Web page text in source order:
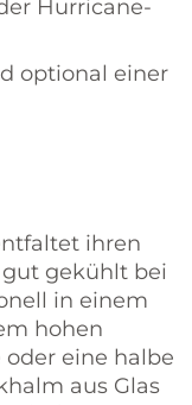
Hurricane-
optional einer
ihren
gekühlt bei
in einem
hohen
oder eine halbe
aus Glas